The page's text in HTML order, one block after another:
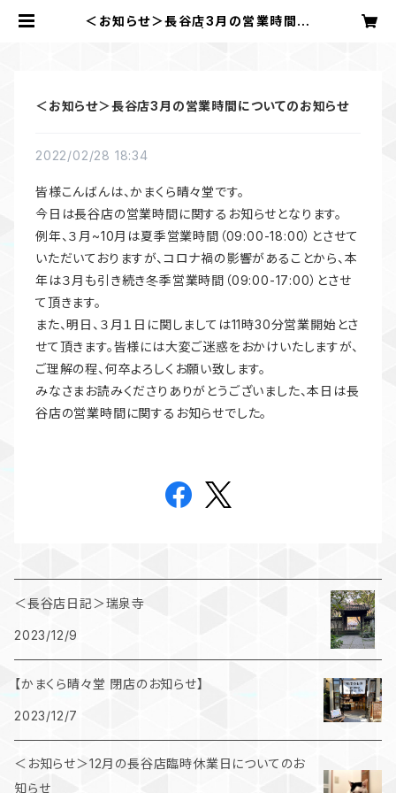
＜お知らせ＞長谷店3月の営業時間に
＜お知らせ＞長谷店3月の営業時間についてのお知らせ
2022/02/28 18:34
皆様こんばんは、かまくら晴々堂です。
今日は長谷店の営業時間に関するお知らせとなります。
例年、３月~10月は夏季営業時間（09:00-18:00）とさせて
いただいておりますが、コロナ禍の影響があることから、本
年は３月も引き続き冬季営業時間（09:00-17:00）とさせ
て頂きます。
また、明日、３月１日に関しましては11時30分営業開始とさ
せて頂きます。皆様には大変ご迷惑をおかけいたしますが、
ご理解の程、何卒よろしくお願い致します。
みなさまお読みくださりありがとうございました、本日は長
谷店の営業時間に関するお知らせでした。
＜長谷店日記＞瑞泉寺
2023/12/9
【かまくら晴々堂 閉店のお知らせ】
2023/12/7
＜お知らせ＞12月の長谷店臨時休業日についてのお
知らせ